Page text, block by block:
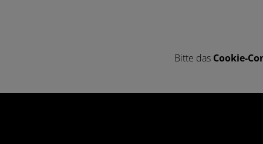
Bitte das Cookie-